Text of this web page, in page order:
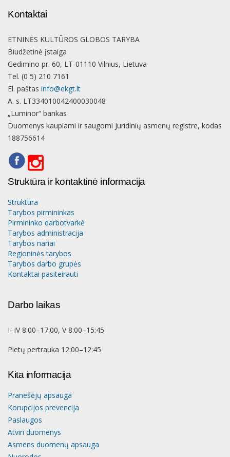
Kontaktai
ETNINĖS KULTŪROS GLOBOS TARYBA
Biudžetinė įstaiga
Gedimino pr. 60, LT-01110 Vilnius, Lietuva
Tel. (0 5) 210 7161
El. paštas info@ekgt.lt
A. s. LT334010042400030048
„Luminor“ bankas
Duomenys kaupiami ir saugomi Juridinių asmenų registre, kodas
188756614
Struktūra ir kontaktinė informacija
Struktūra
Tarybos pirmininkas
Pirmininko darbotvarkė
Tarybos administracija
Tarybos nariai
Regioninės tarybos
Tarybos darbo grupės
Kontaktai pasiteirauti
Darbo laikas
I–IV 8:00–17:00, V 8:00–15:45
Pietų pertrauka 12:00–12:45
Kita informacija
Pranešėjų apsauga
Korupcijos prevencija
Paslaugos
Atviri duomenys
Asmens duomenų apsauga